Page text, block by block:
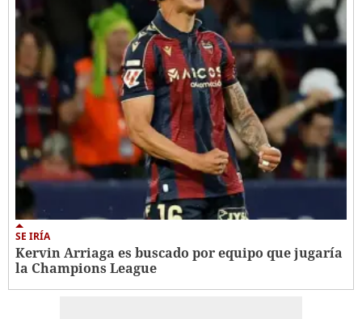
SE IRÍA
Kervin Arriaga es buscado por equipo que jugaría
la Champions League